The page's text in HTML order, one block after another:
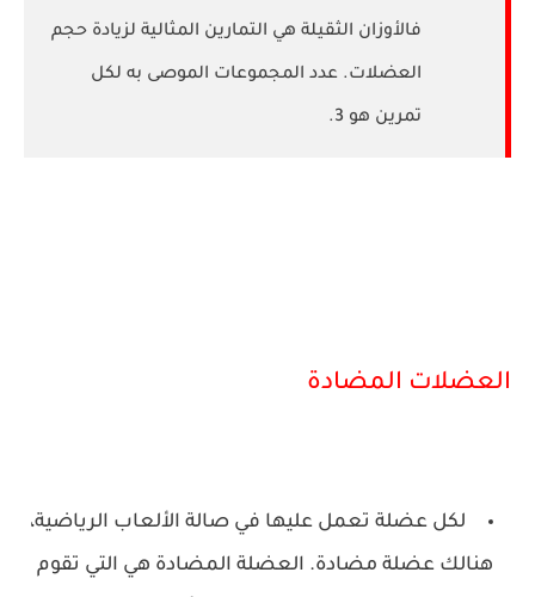
فالأوزان الثقيلة هي التمارين المثالية لزيادة حجم
العضلات. عدد المجموعات الموصى به لكل
تمرين هو 3.
العضلات المضادة
لكل عضلة تعمل عليها في صالة الألعاب الرياضية،
هنالك عضلة مضادة. العضلة المضادة هي التي تقوم